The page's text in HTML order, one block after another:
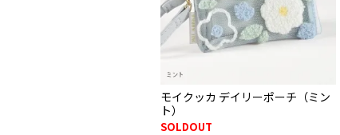
モイクッカ デイリーポーチ（ミン
ト）
SOLDOUT